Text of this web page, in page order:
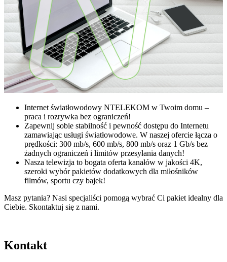
Internet światłowodowy NTELEKOM w Twoim domu –
praca i rozrywka bez ograniczeń!
Zapewnij sobie stabilność i pewność dostępu do Internetu
zamawiając usługi światłowodowe. W naszej ofercie łącza o
prędkości: 300 mb/s, 600 mb/s, 800 mb/s oraz 1 Gb/s bez
żadnych ograniczeń i limitów przesyłania danych!
Nasza telewizja to bogata oferta kanałów w jakości 4K,
szeroki wybór pakietów dodatkowych dla miłośników
filmów, sportu czy bajek!
Masz pytania? Nasi specjaliści pomogą wybrać Ci pakiet idealny dla
Ciebie. Skontaktuj się z nami.
Kontakt